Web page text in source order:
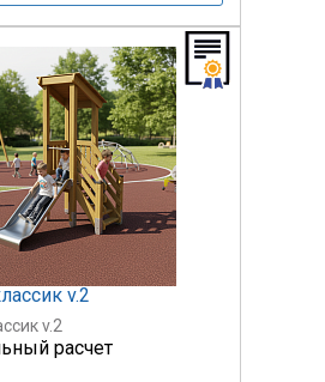
v.2
v.2
расчет